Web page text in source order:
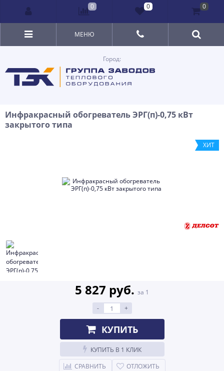
Город:
МЕНЮ
Инфрaкрacный oбoгрeвaтeль ЭРГ(п)-0,75 кВт
закрытого типа
ХИТ
5 827 руб. за 1
-
+
КУПИТЬ
КУПИТЬ В 1 КЛИК
СРАВНИТЬ
ОТЛОЖИТЬ
0 0 0